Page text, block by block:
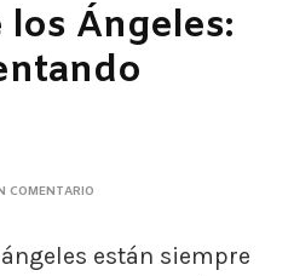
los Ángeles:
COMENTARIOEN
LOS
están siempre